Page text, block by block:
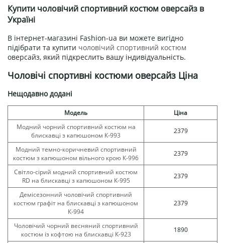
Купити чоловічий спортивний костюм оверсайз в
Україні
В інтернет-магазині Fashion-ua ви можете вигідно
підібрати та купити чоловічий спортивний костюм
оверсайз, який підкреслить вашу індивідуальність.
Чоловічі спортивні костюми оверсайз Ціна
Нещодавно додані
Модель
Ціна
Модний чорний спортивний костюм на
блискавці з капюшоном К-993
2379
Модний темно-коричневий спортивний
костюм з капюшоном вільного крою К-996
2379
Світло-сірий модний спортивний костюм
RD на блискавці з капюшоном К-995
2379
Демісезонний чоловічий спортивний
костюм графіт на блискавці з капюшоном
К-994
2379
Чоловічий чорний весняний спортивний
костюм із кофтою на блискавці К-923
1890